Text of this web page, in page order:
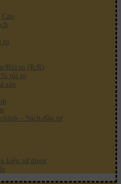
ro
Rủi ro (R:R)
rủi ro
sản
– Sách đầu tư
kiện sử dụng